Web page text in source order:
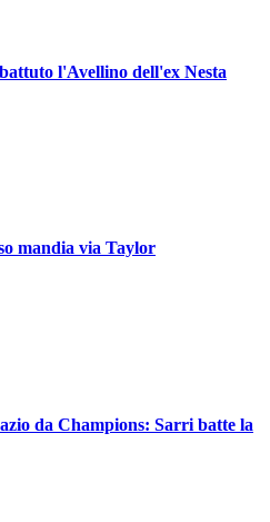
l'Avellino dell'ex Nesta
mandia via Taylor
da Champions: Sarri batte la